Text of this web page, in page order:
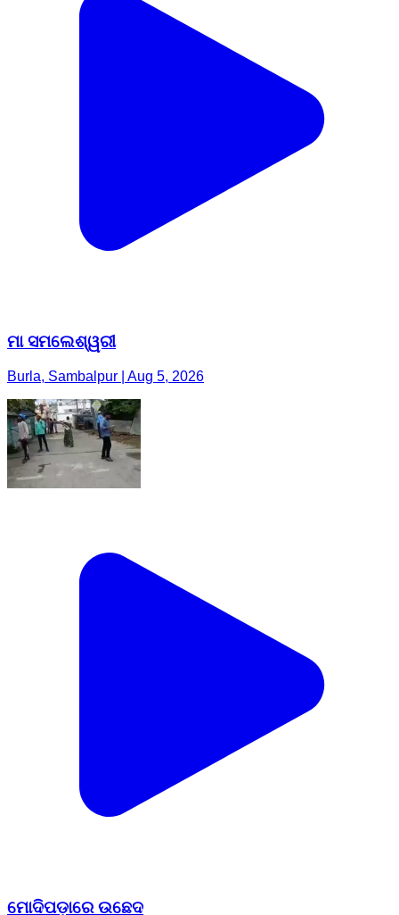
ମା ସମଲେଶ୍ୱରୀ
Burla, Sambalpur | Aug 5, 2026
ମୋଦିପଡ଼ାରେ ଉଛେଦ